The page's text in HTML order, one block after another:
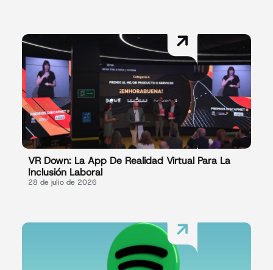
VR Down: La App De Realidad Virtual Para La
Inclusión Laboral
28 de julio de 2026